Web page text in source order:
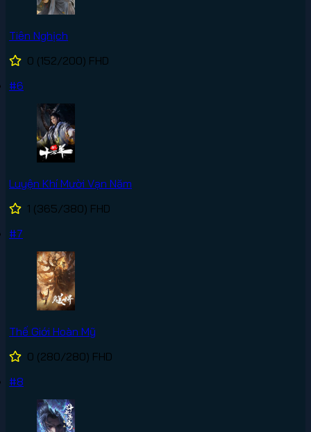
Tiên Nghịch
0 (152/200) FHD
#6
Luyện Khí Mười Vạn Năm
1 (365/380) FHD
#7
Thế Giới Hoàn Mỹ
0 (280/280) FHD
#8